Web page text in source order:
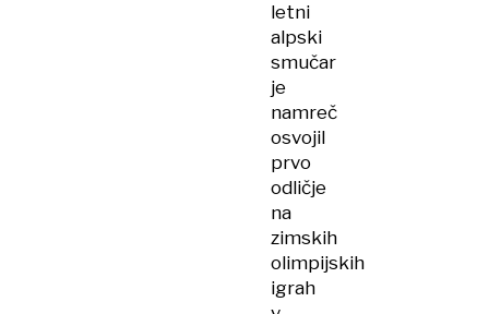
letni
alpski
smučar
je
namreč
osvojil
prvo
odličje
na
zimskih
olimpijskih
igrah